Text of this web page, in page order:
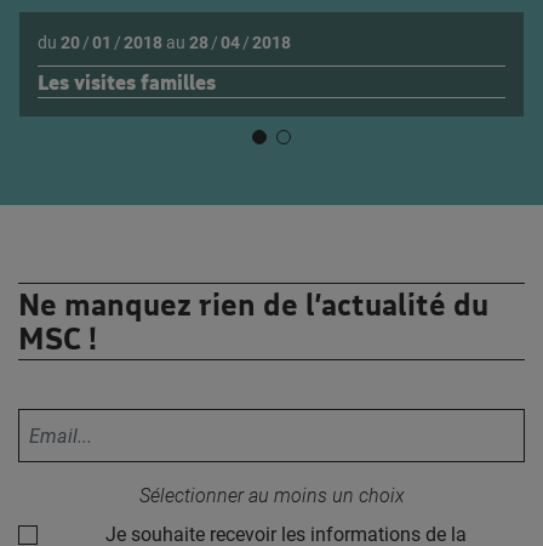
Les visites familles
du 20/01 /2018 au 28/04/2018
Ne manquez rien de l’actualité du
MSC !
Sélectionner au moins un choix
Je souhaite recevoir les informations de la